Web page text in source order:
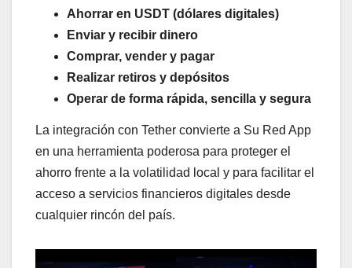
Ahorrar en USDT (dólares digitales)
Enviar y recibir dinero
Comprar, vender y pagar
Realizar retiros y depósitos
Operar de forma rápida, sencilla y segura
La integración con Tether convierte a Su Red App
en una herramienta poderosa para proteger el
ahorro frente a la volatilidad local y para facilitar el
acceso a servicios financieros digitales desde
cualquier rincón del país.